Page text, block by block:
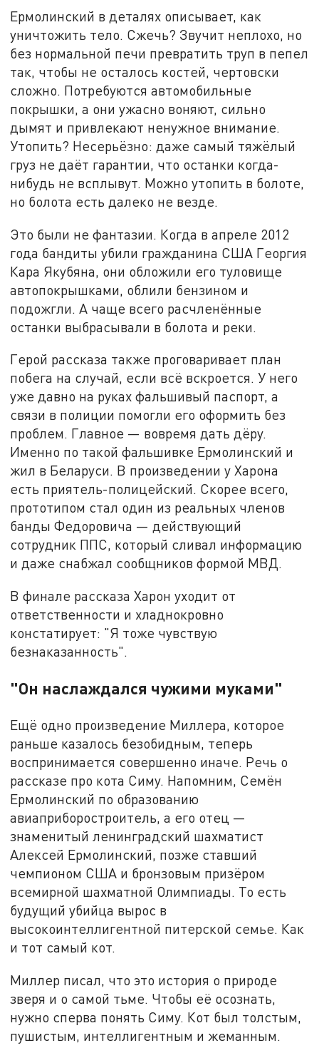
Ермолинский в деталях описывает, как
уничтожить тело. Сжечь? Звучит неплохо, но
без нормальной печи превратить труп в пепел
так, чтобы не осталось костей, чертовски
сложно. Потребуются автомобильные
покрышки, а они ужасно воняют, сильно
дымят и привлекают ненужное внимание.
Утопить? Несерьёзно: даже самый тяжёлый
груз не даёт гарантии, что останки когда-
нибудь не всплывут. Можно утопить в болоте,
но болота есть далеко не везде.
Это были не фантазии. Когда в апреле 2012
года бандиты убили гражданина США Георгия
Кара Якубяна, они обложили его туловище
автопокрышками, облили бензином и
подожгли. А чаще всего расчленённые
останки выбрасывали в болота и реки.
Герой рассказа также проговаривает план
побега на случай, если всё вскроется. У него
уже давно на руках фальшивый паспорт, а
связи в полиции помогли его оформить без
проблем. Главное — вовремя дать дёру.
Именно по такой фальшивке Ермолинский и
жил в Беларуси. В произведении у Харона
есть приятель-полицейский. Скорее всего,
прототипом стал один из реальных членов
банды Федоровича — действующий
сотрудник ППС, который сливал информацию
и даже снабжал сообщников формой МВД.
В финале рассказа Харон уходит от
ответственности и хладнокровно
констатирует: "Я тоже чувствую
безнаказанность".
"Он наслаждался чужими муками"
Ещё одно произведение Миллера, которое
раньше казалось безобидным, теперь
воспринимается совершенно иначе. Речь о
рассказе про кота Симу. Напомним, Семён
Ермолинский по образованию
авиаприборостроитель, а его отец —
знаменитый ленинградский шахматист
Алексей Ермолинский, позже ставший
чемпионом США и бронзовым призёром
всемирной шахматной Олимпиады. То есть
будущий убийца вырос в
высокоинтеллигентной питерской семье. Как
и тот самый кот.
Миллер писал, что это история о природе
зверя и о самой тьме. Чтобы её осознать,
нужно сперва понять Симу. Кот был толстым,
пушистым, интеллигентным и жеманным.